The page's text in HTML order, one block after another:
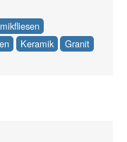
Keramik
Granit